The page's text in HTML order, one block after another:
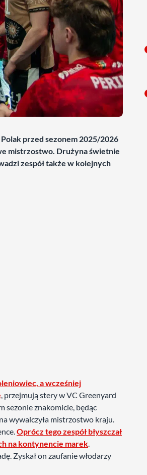
przed sezonem 2025/2026
mistrzostwo. Drużyna świetnie
zespół także w kolejnych
a wcześniej
, przejmują stery w VC Greenyard
sezonie znakomicie, będąc
wywalczyła mistrzostwo kraju.
Oprócz tego zespół błyszczał
na kontynencie marek.
Zyskał on zaufanie włodarzy